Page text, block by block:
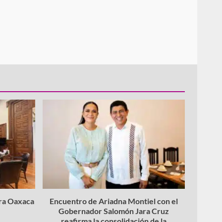
Oaxaca
Encuentro de Ariadna Montiel con el
Gobernador Salomón Jara Cruz